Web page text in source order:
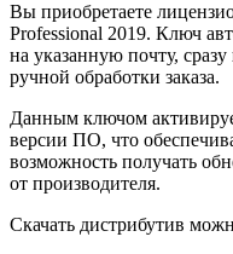
Вы приобретаете
Professional 2019. Ключ
на указанную почту,
ручной обработки заказа.
Данным ключом
версии ПО, что
возможность получать
от производителя.
Скачать дистрибутив